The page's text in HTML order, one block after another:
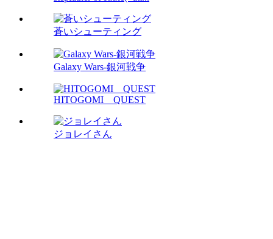
蒼いシューティング
Galaxy Wars-銀河戦争
HITOGOMI QUEST
ジョレイさん